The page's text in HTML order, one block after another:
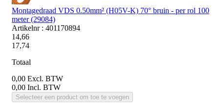
Montagedraad VDS 0.50mm² (H05V-K) 70° bruin - per rol 100
meter (29084)
Artikelnr : 401170894
14,66
17,74
Totaal
0,00 Excl. BTW
0,00 Incl. BTW
Selecteer een product om toe te voegen